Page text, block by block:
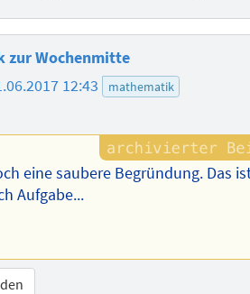
zur Wochenmitte
12:43 mathematik
eine saubere Begründung. Das
Aufgabe...